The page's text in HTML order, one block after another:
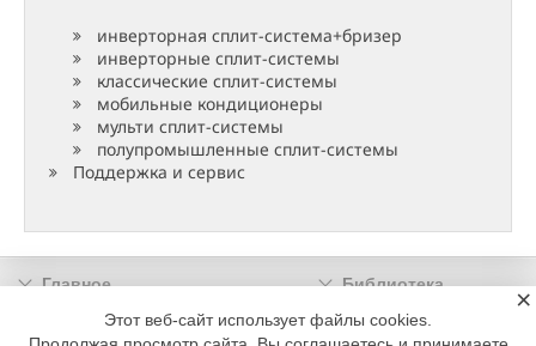
инверторная сплит-система+бризер
инверторные сплит-системы
классические сплит-системы
мобильные кондиционеры
мульти сплит-системы
полупромышленные сплит-системы
Поддержка и сервис
Главное
Библиотека
Подписка
Реклама
Этот веб-сайт использует файлы cookies.
×